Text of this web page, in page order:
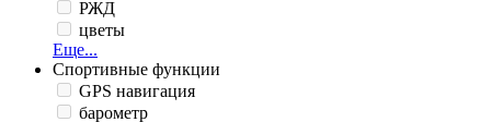
РЖД
цветы
Еще...
Спортивные функции
GPS навигация
барометр